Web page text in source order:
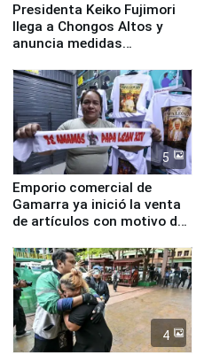
Presidenta Keiko Fujimori
llega a Chongos Altos y
anuncia medidas
educación, salud y empleo
5
Emporio comercial de
Gamarra ya inició la venta
de artículos con motivo de
4